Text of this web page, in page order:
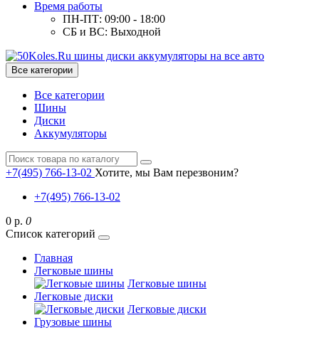
Время работы
ПН-ПТ: 09:00 - 18:00
СБ и ВС: Выходной
Все категории
Все категории
Шины
Диски
Аккумуляторы
+7(495) 766-13-02 Хотите, мы Вам перезвоним?
+7(495) 766-13-02
0 р. 0
Список категорий
Главная
Легковые шины
Легковые шины
Легковые диски
Легковые диски
Грузовые шины